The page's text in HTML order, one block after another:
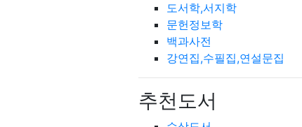
도서학,서지학
문헌정보학
백과사전
강연집,수필집,연설문집
추천도서